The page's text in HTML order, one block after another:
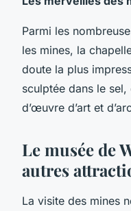
Parmi les
les mines, la
doute la plus
sculptée dans le
d’œuvre d’art et
Le musée de
autres
La visite des mines